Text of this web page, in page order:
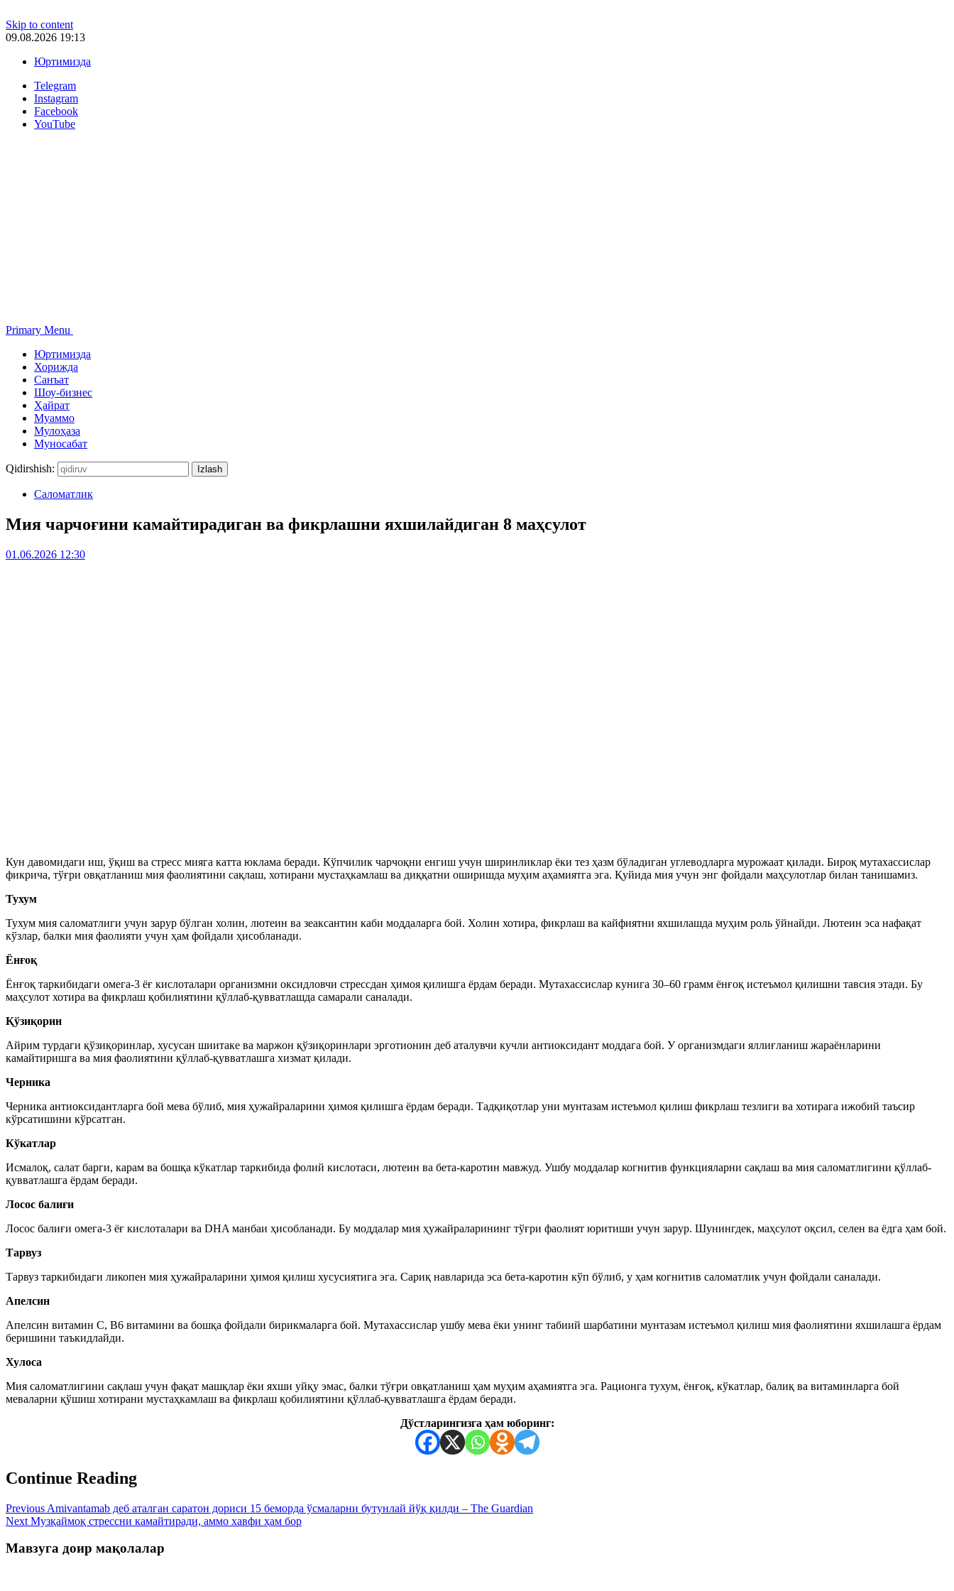
Skip to content
09.08.2026 19:13
Юртимизда
Telegram
Instagram
Facebook
YouTube
Primary Menu
Юртимизда
Хорижда
Санъат
Шоу-бизнес
Ҳайрат
Муаммо
Мулоҳаза
Муносабат
Qidirshish:
Саломатлик
Мия чарчоғини камайтирадиган ва фикрлашни яхшилайдиган 8 маҳсулот
01.06.2026 12:30
Кун давомидаги иш, ўқиш ва стресс мияга катта юклама беради. Кўпчилик чарчоқни енгиш учун ширинликлар ёки тез ҳазм бўладиган углеводларга мурожаат қилади. Бироқ мутахассислар
фикрича, тўғри овқатланиш мия фаолиятини сақлаш, хотирани мустаҳкамлаш ва диққатни оширишда муҳим аҳамиятга эга. Қуйида мия учун энг фойдали маҳсулотлар билан танишамиз.
Тухум
Тухум мия саломатлиги учун зарур бўлган холин, лютеин ва зеаксантин каби моддаларга бой. Холин хотира, фикрлаш ва кайфиятни яхшилашда муҳим роль ўйнайди. Лютеин эса нафақат
кўзлар, балки мия фаолияти учун ҳам фойдали ҳисобланади.
Ёнғоқ
Ёнғоқ таркибидаги омега-3 ёғ кислоталари организмни оксидловчи стрессдан ҳимоя қилишга ёрдам беради. Мутахассислар кунига 30–60 грамм ёнғоқ истеъмол қилишни тавсия этади. Бу
маҳсулот хотира ва фикрлаш қобилиятини қўллаб-қувватлашда самарали саналади.
Қўзиқорин
Айрим турдаги қўзиқоринлар, хусусан шиитаке ва маржон қўзиқоринлари эрготионин деб аталувчи кучли антиоксидант моддага бой. У организмдаги яллиғланиш жараёнларини
камайтиришга ва мия фаолиятини қўллаб-қувватлашга хизмат қилади.
Черника
Черника антиоксидантларга бой мева бўлиб, мия ҳужайраларини ҳимоя қилишга ёрдам беради. Тадқиқотлар уни мунтазам истеъмол қилиш фикрлаш тезлиги ва хотирага ижобий таъсир
кўрсатишини кўрсатган.
Кўкатлар
Исмалоқ, салат барги, карам ва бошқа кўкатлар таркибида фолий кислотаси, лютеин ва бета-каротин мавжуд. Ушбу моддалар когнитив функцияларни сақлаш ва мия саломатлигини қўллаб-
қувватлашга ёрдам беради.
Лосос балиғи
Лосос балиғи омега-3 ёғ кислоталари ва DHA манбаи ҳисобланади. Бу моддалар мия ҳужайраларининг тўғри фаолият юритиши учун зарур. Шунингдек, маҳсулот оқсил, селен ва ёдга ҳам бой.
Тарвуз
Тарвуз таркибидаги ликопен мия ҳужайраларини ҳимоя қилиш хусусиятига эга. Сариқ навларида эса бета-каротин кўп бўлиб, у ҳам когнитив саломатлик учун фойдали саналади.
Апелсин
Апелсин витамин C, В6 витамини ва бошқа фойдали бирикмаларга бой. Мутахассислар ушбу мева ёки унинг табиий шарбатини мунтазам истеъмол қилиш мия фаолиятини яхшилашга ёрдам
беришини таъкидлайди.
Хулоса
Мия саломатлигини сақлаш учун фақат машқлар ёки яхши уйқу эмас, балки тўғри овқатланиш ҳам муҳим аҳамиятга эга. Рационга тухум, ёнғоқ, кўкатлар, балиқ ва витаминларга бой
меваларни қўшиш хотирани мустаҳкамлаш ва фикрлаш қобилиятини қўллаб-қувватлашга ёрдам беради.
Дўстларингизга ҳам юборинг:
Continue Reading
Previous Amivantamab деб аталган саратон дориси 15 беморда ўсмаларни бутунлай йўқ қилди – The Guardian
Next Музқаймоқ стрессни камайтиради, аммо хавфи ҳам бор
Мавзуга доир мақолалар